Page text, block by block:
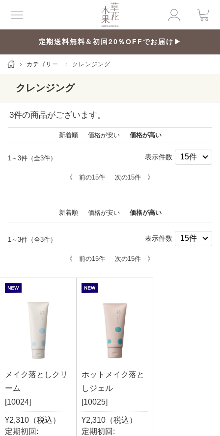
定期送料無料＆初回20％OFFでお届け▶
カテゴリー クレンジング
クレンジング
3件の商品がございます。
新着順 価格が安い 価格が高い
1～3件（全3件） 表示件数
《 前の15件 次の15件 》
新着順 価格が安い 価格が高い
1～3件（全3件） 表示件数
《 前の15件 次の15件 》
メイク落としクリ
ーム
[10024]
¥2,310（税込）
定期初回:
ホットメイク落と
しジェル
[10025]
¥2,310（税込）
定期初回: